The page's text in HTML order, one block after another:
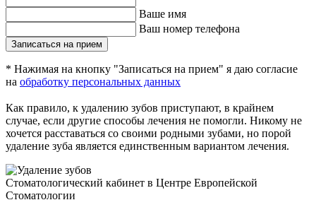
Ваше имя
Ваш номер телефона
Записаться на прием
* Нажимая на кнопку "Записаться на прием" я даю согласие
на обработку персональных данных
Как правило, к удалению зубов приступают, в крайнем
случае, если другие способы лечения не помогли. Никому не
хочется расставаться со своими родными зубами, но порой
удаление зуба является единственным вариантом лечения.
Cтоматологический кабинет в Центре Европейской
Стоматологии